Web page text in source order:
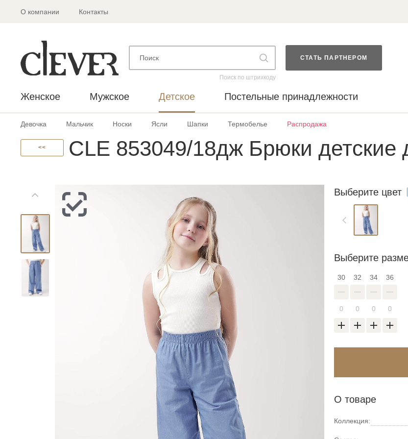
О компании Контакты
Поиск по штрихкоду
СТАТЬ ПАРТНЕРОМ
Женское Мужское Детское Постельные принадлежности
Девочка Мальчик Носки Ясли Шапки Термобелье Распродажа
<< CLE 853049/18дж Брюки детские
Выберите цвет
Выберите
30 32 34 36
О товаре
Коллекция: